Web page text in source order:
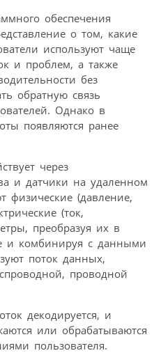
обеспечения
о том, какие
используют чаще
и проблем, а также
без
обратную связь
Однако в
появляются ранее
через
и датчики на удаленном
физические (давление,
(ток,
преобразуя их в
и комбинируя с данными
поток данных,
проводной
декодируется, и
или обрабатываются
пользователя.